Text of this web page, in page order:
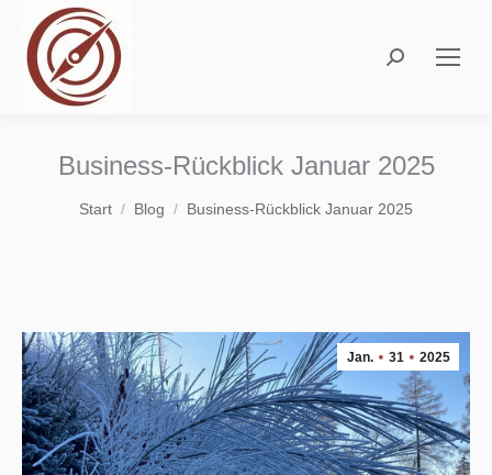
Search:
Business-Rückblick Januar 2025
Sie befinden sich hier:
Start Blog Business-Rückblick Januar 2025
Jan. 31 2025